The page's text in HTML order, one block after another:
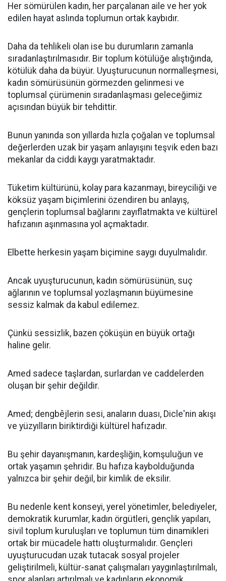
Her sömürülen kadın, her parçalanan aile ve her yok
edilen hayat aslında toplumun ortak kaybıdır.
Daha da tehlikeli olan ise bu durumların zamanla
sıradanlaştırılmasıdır. Bir toplum kötülüğe alıştığında,
kötülük daha da büyür. Uyuşturucunun normalleşmesi,
kadın sömürüsünün görmezden gelinmesi ve
toplumsal çürümenin sıradanlaşması geleceğimiz
açısından büyük bir tehdittir.
Bunun yanında son yıllarda hızla çoğalan ve toplumsal
değerlerden uzak bir yaşam anlayışını teşvik eden bazı
mekanlar da ciddi kaygı yaratmaktadır.
Tüketim kültürünü, kolay para kazanmayı, bireyciliği ve
köksüz yaşam biçimlerini özendiren bu anlayış,
gençlerin toplumsal bağlarını zayıflatmakta ve kültürel
hafızanın aşınmasına yol açmaktadır.
Elbette herkesin yaşam biçimine saygı duyulmalıdır.
Ancak uyuşturucunun, kadın sömürüsünün, suç
ağlarının ve toplumsal yozlaşmanın büyümesine
sessiz kalmak da kabul edilemez.
Çünkü sessizlik, bazen çöküşün en büyük ortağı
haline gelir.
Amed sadece taşlardan, surlardan ve caddelerden
oluşan bir şehir değildir.
Amed; dengbêjlerin sesi, anaların duası, Dicle'nin akışı
ve yüzyılların biriktirdiği kültürel hafızadır.
Bu şehir dayanışmanın, kardeşliğin, komşuluğun ve
ortak yaşamın şehridir. Bu hafıza kaybolduğunda
yalnızca bir şehir değil, bir kimlik de eksilir.
Bu nedenle kent konseyi, yerel yönetimler, belediyeler,
demokratik kurumlar, kadın örgütleri, gençlik yapıları,
sivil toplum kuruluşları ve toplumun tüm dinamikleri
ortak bir mücadele hattı oluşturmalıdır. Gençleri
uyuşturucudan uzak tutacak sosyal projeler
geliştirilmeli, kültür-sanat çalışmaları yaygınlaştırılmalı,